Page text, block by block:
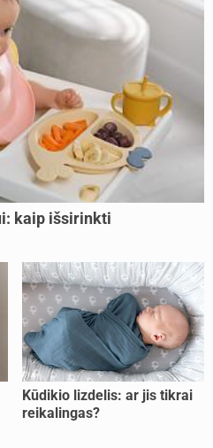
kaip išsirinkti
Kūdikio lizdelis: ar jis tikrai
reikalingas?